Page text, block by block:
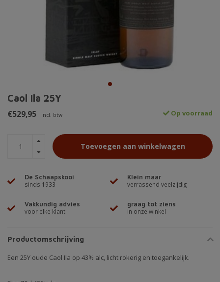
Caol Ila 25Y
€529,95 Incl. btw Op voorraad
Toevoegen aan winkelwagen
De Schaapskooi
sinds 1933
Klein maar
verrassend veelzijdig
Vakkundig advies
voor elke klant
graag tot ziens
in onze winkel
Productomschrijving
Een 25Y oude Caol Ila op 43% alc, licht rokerig en toegankelijk.